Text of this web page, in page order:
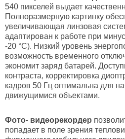
540 пикселей выдает
Полноразмерную картинку
увеличивающая линзовая
адаптирован к работе при
-20 °С). Низкий уровень
возможность временного
экономит заряд батарей.
контраста, корректировка
кадров 50 Гц оптимальна для
движущимися объектами.
Фото- видеорекордер
попадает в поле зрения